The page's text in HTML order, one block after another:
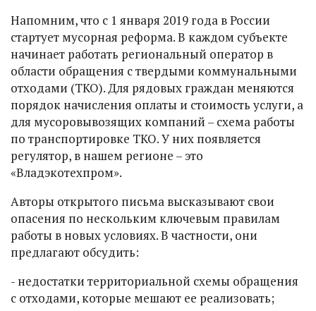
Напомним, что с 1 января 2019 года в России
стартует мусорная реформа. В каждом субъекте
начинает работать региональный оператор в
области обращения с твердыми коммунальными
отходами (ТКО). Для рядовых граждан меняются
порядок начисления оплаты и стоимость услуги, а
для мусоровывозящих компаний – схема работы
по транспортировке ТКО. У них появляется
регулятор, в нашем регионе – это
«Владэкотехпром».
Авторы открытого письма высказывают свои
опасения по нескольким ключевым правилам
работы в новых условиях. В частности, они
предлагают обсудить:
- недостатки территориальной схемы обращения
с отходами, которые мешают ее реализовать;